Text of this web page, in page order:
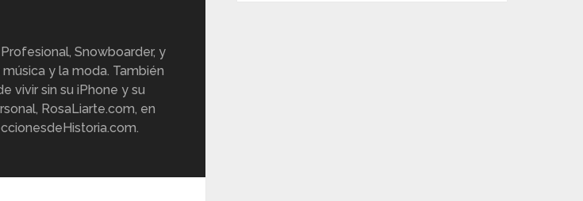
Snowboarder, y
y la moda. También
vivir sin su iPhone y su
RosaLiarte.com, en